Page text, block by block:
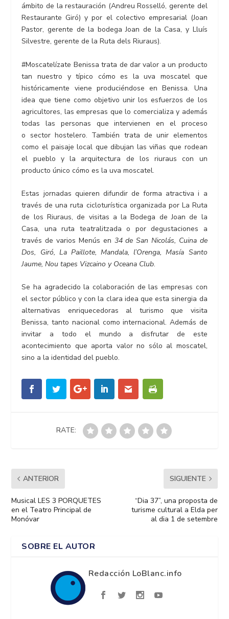
ámbito de la restauración (Andreu Rosselló, gerente del
Restaurante Giró) y por el colectivo empresarial (Joan
Pastor, gerente de la bodega Joan de la Casa, y Lluís
Silvestre, gerente de la Ruta dels Riuraus).
#Moscatelízate Benissa trata de dar valor a un producto
tan nuestro y típico cómo es la uva moscatel que
históricamente viene produciéndose en Benissa. Una
idea que tiene como objetivo unir los esfuerzos de los
agricultores, las empresas que lo comercializa y además
todas las personas que intervienen en el proceso
o sector hostelero. También trata de unir elementos
como el paisaje local que dibujan las viñas que rodean
el pueblo y la arquitectura de los riuraus con un
producto único cómo es la uva moscatel.
Estas jornadas quieren difundir de forma atractiva i a
través de una ruta cicloturística organizada por La Ruta
de los Riuraus, de visitas a la Bodega de Joan de la
Casa, una ruta teatralitzada o por degustaciones a
través de varios Menús en 34 de San Nicolás, Cuina de
Dos, Giró, La Paillote, Mandala, l’Orenga, Masía Santo
Jaume, Nou tapes Vizcaino y Oceana Club.
Se ha agradecido la colaboración de las empresas con
el sector público y con la clara idea que esta sinergia da
alternativas enriquecedoras al turismo que visita
Benissa, tanto nacional como internacional. Además de
invitar a todo el mundo a disfrutar de este
acontecimiento que aporta valor no sólo al moscatel,
sino a la identidad del pueblo.
RATE:
ANTERIOR
Musical LES 3 PORQUETES
en el Teatro Principal de
Monóvar
SIGUIENTE
“Dia 37”, una proposta de
turisme cultural a Elda per
al dia 1 de setembre
SOBRE EL AUTOR
Redacción LoBlanc.info